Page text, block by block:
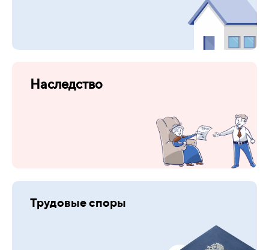
Наследство
Трудовые споры